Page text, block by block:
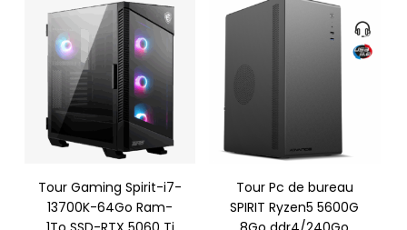
Tour Gaming Spirit-i7-
13700K-64Go Ram-
Tour Pc de bureau
SPIRIT Ryzen5 5600G